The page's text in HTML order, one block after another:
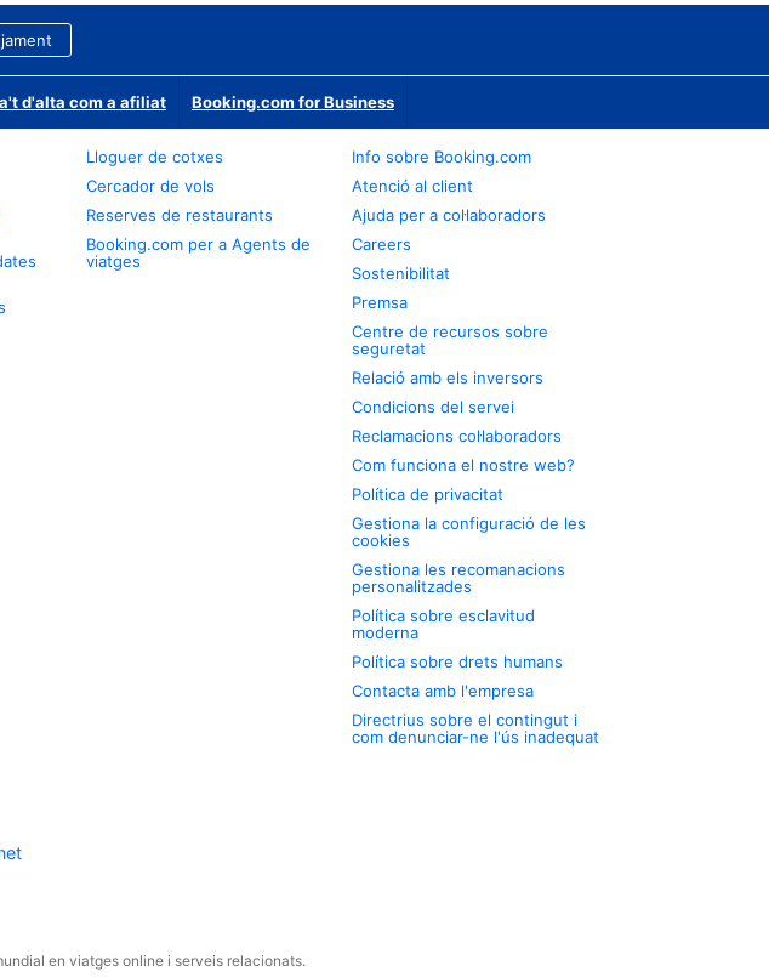
d'alta com a afiliat Booking.com for Business
Lloguer de cotxes
Cercador de vols
Reserves de restaurants
Booking.com per a Agents de
viatges
Info sobre Booking.com
Atenció al client
Ajuda per a col·laboradors
Careers
Sostenibilitat
Premsa
Centre de recursos sobre
seguretat
Relació amb els inversors
Condicions del servei
Reclamacions col·laboradors
Com funciona el nostre web?
Política de privacitat
Gestiona la configuració de les
cookies
Gestiona les recomanacions
personalitzades
Política sobre esclavitud
moderna
Política sobre drets humans
Contacta amb l'empresa
Directrius sobre el contingut i
com denunciar-ne l'ús inadequat
en viatges online i serveis relacionats.